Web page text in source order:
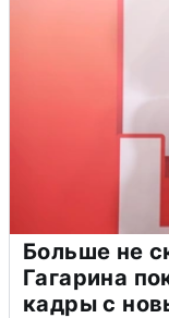
Больше не
Гагарина
кадры с